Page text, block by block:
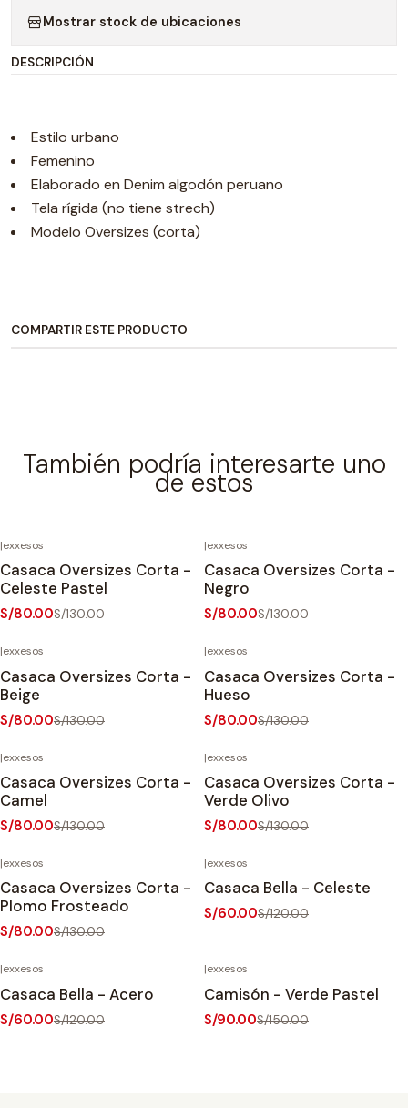
Mostrar stock de ubicaciones
DESCRIPCIÓN
Estilo urbano
Femenino
Elaborado en Denim algodón peruano
Tela rígida (no tiene strech)
Modelo Oversizes (corta)
COMPARTIR ESTE PRODUCTO
También podría interesarte uno
de estos
|exxesos
Casaca Oversizes Corta -
Celeste Pastel
S/80.00S/130.00
|exxesos
Casaca Oversizes Corta -
Negro
S/80.00S/130.00
|exxesos
Casaca Oversizes Corta -
Beige
S/80.00S/130.00
|exxesos
Casaca Oversizes Corta -
Hueso
S/80.00S/130.00
Agotado
|exxesos
Casaca Oversizes Corta -
Camel
S/80.00S/130.00
|exxesos
Casaca Oversizes Corta -
Verde Olivo
S/80.00S/130.00
|exxesos
Casaca Oversizes Corta -
Plomo Frosteado
S/80.00S/130.00
|exxesos
Casaca Bella - Celeste
S/60.00S/120.00
|exxesos
Casaca Bella - Acero
S/60.00S/120.00
|exxesos
Camisón - Verde Pastel
S/90.00S/150.00